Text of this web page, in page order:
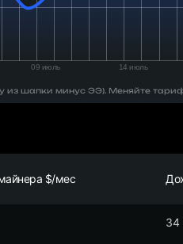
из шапки минус ЭЭ). Меняйте
$/мес
34